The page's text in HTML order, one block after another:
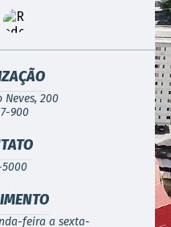
Neves, 200
900
5000
feira a sexta-